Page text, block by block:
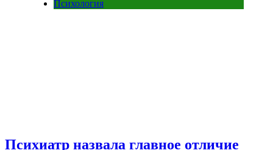
Психология
Психиатр назвала главное отличие